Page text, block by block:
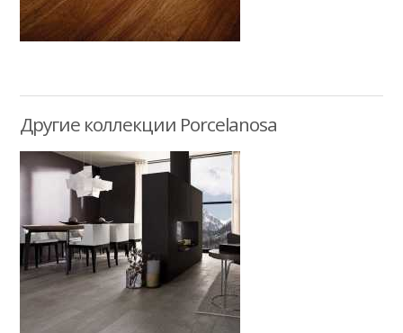
Другие коллекции Porcelanosa